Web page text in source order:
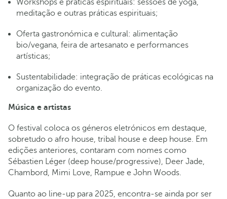
Workshops e práticas espirituais: sessões de yoga,
meditação e outras práticas espirituais;
Oferta gastronómica e cultural: alimentação
bio/vegana, feira de artesanato e performances
artísticas;
Sustentabilidade: integração de práticas ecológicas na
organização do evento.
Música e artistas
O festival coloca os géneros eletrónicos em destaque,
sobretudo o afro house, tribal house e deep house. Em
edições anteriores, contaram com nomes como
Sébastien Léger (deep house/progressive), Deer Jade,
Chambord, Mimi Love, Rampue e John Woods.
Quanto ao line-up para 2025, encontra-se ainda por ser